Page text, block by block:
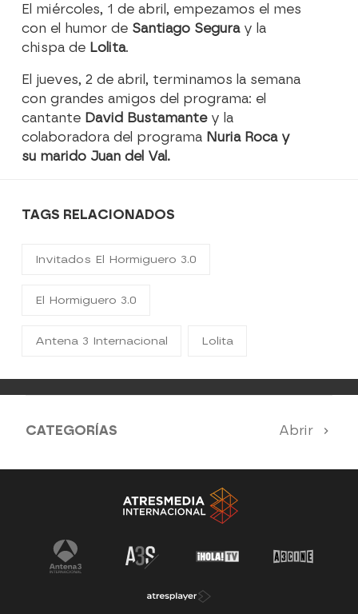
El miércoles, 1 de abril, empezamos el mes
con el humor de Santiago Seguray la
chispa de Lolita.
El jueves, 2 de abril, terminamos la semana
con grandes amigos del programa: el
cantante David Bustamantey la
colaboradora del programa Nuria Roca y
su marido Juan del Val.
TAGS RELACIONADOS
Invitados El Hormiguero 3.0
El Hormiguero 3.0
Antena 3 Internacional Lolita
CATEGORÍAS Abrir
Antena 3 Noticias El Hormiguero
Tu cara me suena Pasapalabra